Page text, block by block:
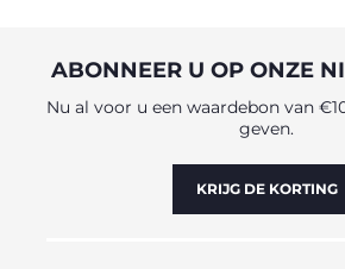
ABONNEER U OP ONZE
Nu al voor u een waardebon van
geven.
KRIJG DE KORTING